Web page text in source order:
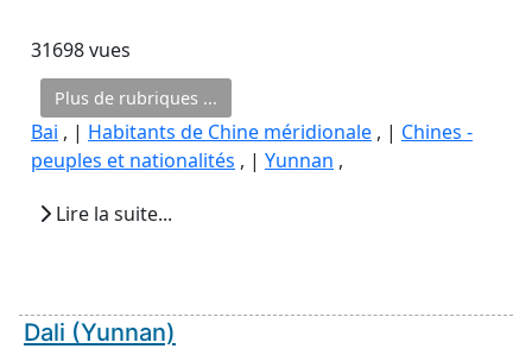
31698 vues
Plus de rubriques ...
Bai , | Habitants de Chine méridionale , | Chines -
peuples et nationalités , | Yunnan ,
Lire la suite...
Dali (Yunnan)